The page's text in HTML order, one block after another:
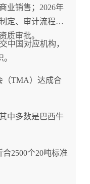
业销售；2026年
定、审计流程落
质审批。
中国对应机构，
（TMA）达成合
中多数是巴西牛
2500个20吨标准